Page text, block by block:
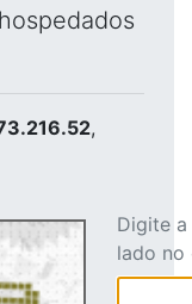
,
Digite
lado no